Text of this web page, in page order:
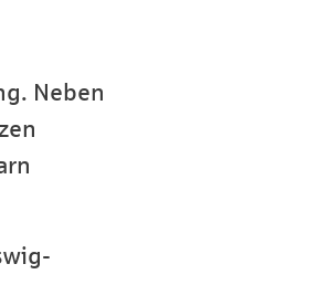
Neben